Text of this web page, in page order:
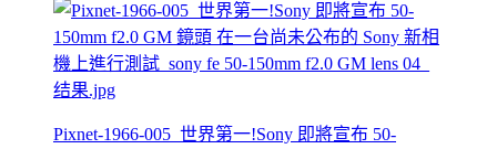
Pixnet-1966-005_世界第一!Sony 即將宣布 50-